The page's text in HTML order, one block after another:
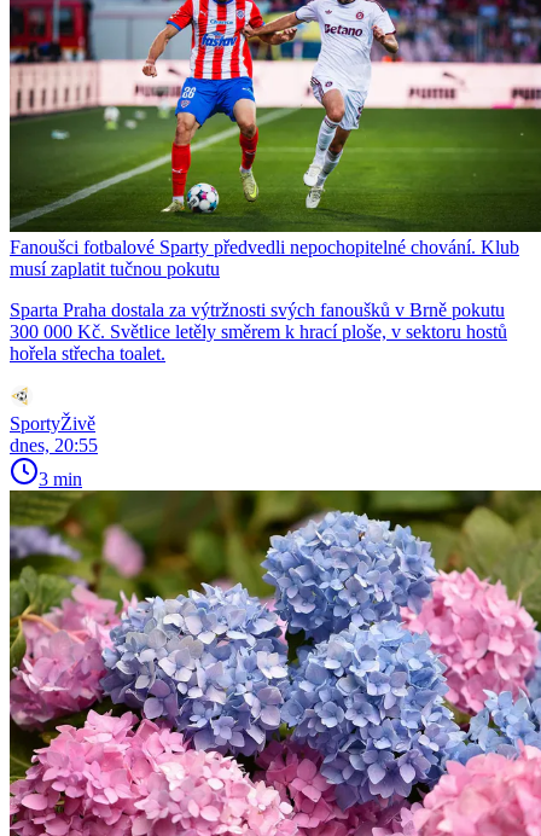
Fanoušci fotbalové Sparty předvedli nepochopitelné chování. Klub
musí zaplatit tučnou pokutu
Sparta Praha dostala za výtržnosti svých fanoušků v Brně pokutu
300 000 Kč. Světlice letěly směrem k hrací ploše, v sektoru hostů
hořela střecha toalet.
SportyŽivě
dnes, 20:55
3 min